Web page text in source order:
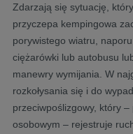
Zdarzają się sytuację,
przyczepa kempingowa
porywistego wiatru,
ciężarówki lub autobusu
manewry wymijania. W
rozkołysania się i do
przeciwpoślizgowy, który
osobowym – rejestruje